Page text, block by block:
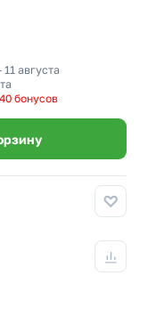
11 августа
40 бонусов